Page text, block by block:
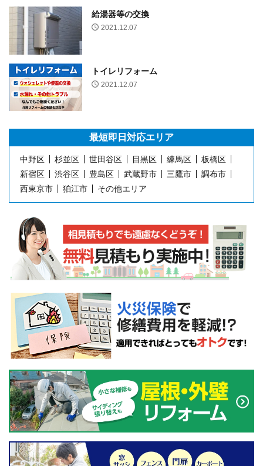
給湯器等の交換
2021.12.07
トイレリフォーム
2021.12.07
最短即日 対応エリア
中野区 杉並区 世田谷区 目黒区 練馬区
板橋区
新宿区
渋谷区 豊島区 武蔵野市 三鷹市
調布市
西東京市
狛江市 その他エリア